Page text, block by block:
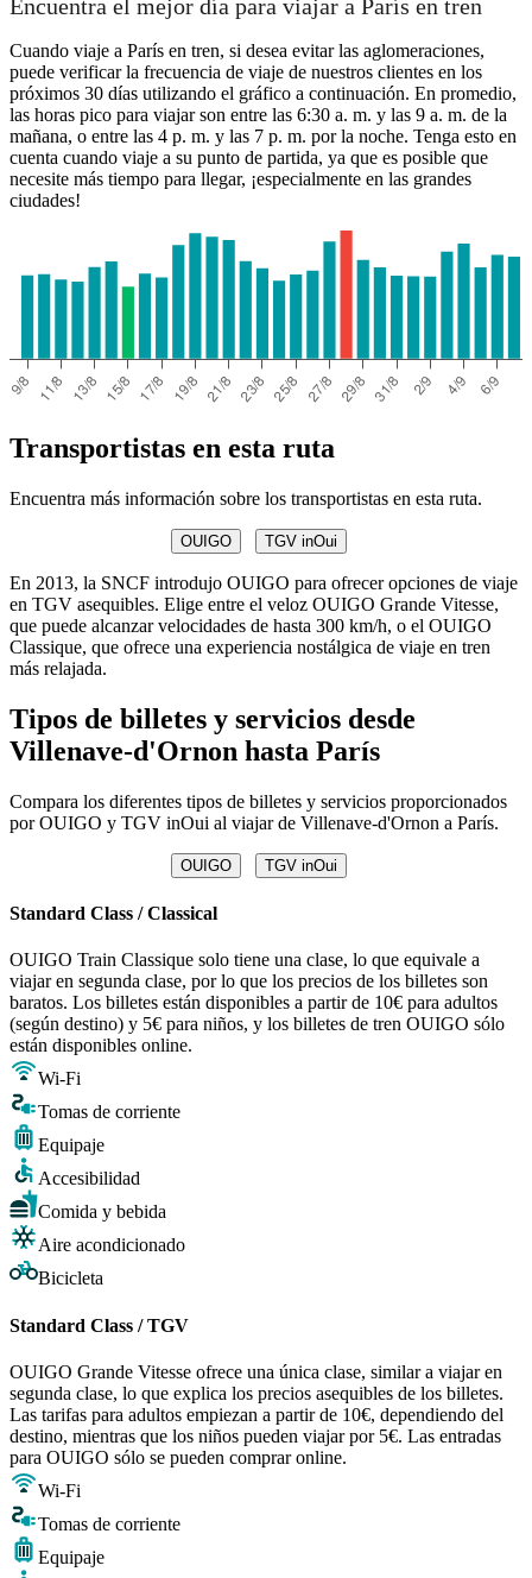
Encuentra el mejor día para viajar a París en tren
Cuando viaje a París en tren, si desea evitar las aglomeraciones,
puede verificar la frecuencia de viaje de nuestros clientes en los
próximos 30 días utilizando el gráfico a continuación. En promedio,
las horas pico para viajar son entre las 6:30 a. m. y las 9 a. m. de la
mañana, o entre las 4 p. m. y las 7 p. m. por la noche. Tenga esto en
cuenta cuando viaje a su punto de partida, ya que es posible que
necesite más tiempo para llegar, ¡especialmente en las grandes
ciudades!
Transportistas en esta ruta
Encuentra más información sobre los transportistas en esta ruta.
OUIGO TGV inOui
En 2013, la SNCF introdujo OUIGO para ofrecer opciones de viaje
en TGV asequibles. Elige entre el veloz OUIGO Grande Vitesse,
que puede alcanzar velocidades de hasta 300 km/h, o el OUIGO
Classique, que ofrece una experiencia nostálgica de viaje en tren
más relajada.
Tipos de billetes y servicios desde
Villenave-d'Ornon hasta París
Compara los diferentes tipos de billetes y servicios proporcionados
por OUIGO y TGV inOui al viajar de Villenave-d'Ornon a París.
OUIGO TGV inOui
Standard Class / Classical
OUIGO Train Classique solo tiene una clase, lo que equivale a
viajar en segunda clase, por lo que los precios de los billetes son
baratos. Los billetes están disponibles a partir de 10€ para adultos
(según destino) y 5€ para niños, y los billetes de tren OUIGO sólo
están disponibles online.
Wi-Fi
Tomas de corriente
Equipaje
Accesibilidad
Comida y bebida
Aire acondicionado
Bicicleta
Standard Class / TGV
OUIGO Grande Vitesse ofrece una única clase, similar a viajar en
segunda clase, lo que explica los precios asequibles de los billetes.
Las tarifas para adultos empiezan a partir de 10€, dependiendo del
destino, mientras que los niños pueden viajar por 5€. Las entradas
para OUIGO sólo se pueden comprar online.
Wi-Fi
Tomas de corriente
Equipaje